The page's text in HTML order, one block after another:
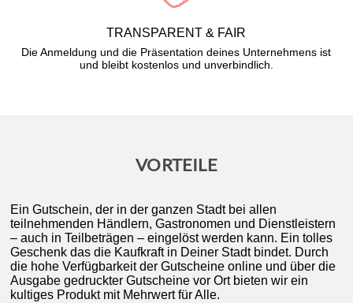
TRANSPARENT & FAIR
Die Anmeldung und die Präsentation deines Unternehmens ist
und bleibt kostenlos und unverbindlich.
VORTEILE
Ein Gutschein, der in der ganzen Stadt bei allen
teilnehmenden Händlern, Gastronomen und Dienstleistern
– auch in Teilbeträgen – eingelöst werden kann. Ein tolles
Geschenk das die Kaufkraft in Deiner Stadt bindet. Durch
die hohe Verfügbarkeit der Gutscheine online und über die
Ausgabe gedruckter Gutscheine vor Ort bieten wir ein
kultiges Produkt mit Mehrwert für Alle.